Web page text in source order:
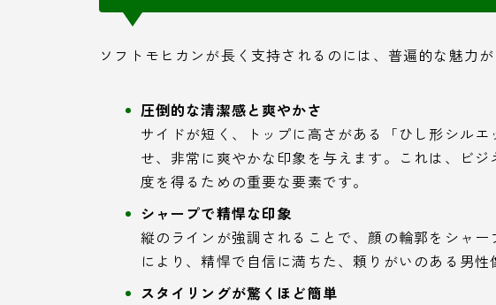
ソフトモヒカンが長く支持されるのには、普遍的な魅力が
圧倒的な清潔感と爽やかさ
サイドが短く、トップに高さがある「ひし形シル
せ、非常に爽やかな印象を与えます。これは、ビ
度を得るための重要な要素です。
シャープで精悍な印象
縦のラインが強調されることで、顔の輪郭をシャ
により、精悍で自信に満ちた、頼りがいのある男性
スタイリングが驚くほど簡単